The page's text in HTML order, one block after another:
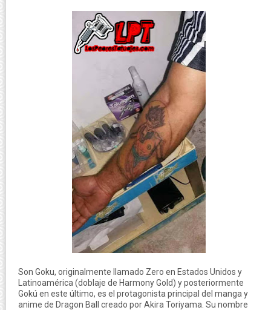
Son Goku, originalmente llamado Zero en Estados Unidos y
Latinoamérica (doblaje de Harmony Gold) y posteriormente
Gokú en este último, es el protagonista principal del manga y
anime de Dragon Ball creado por Akira Toriyama. Su nombre